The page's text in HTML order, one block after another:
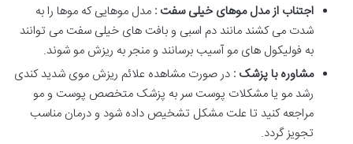
اجتناب از مدل موهای خیلی سفت : مدل موهایی که موها را به
شدت می کشند مانند دم اسبی و بافت های خیلی سفت می توانند
به فولیکول های مو آسیب برسانند و منجر به ریزش مو شوند.
مشاوره با پزشک : در صورت مشاهده علائم ریزش موی شدید کندی
رشد مو یا مشکلات پوست سر به پزشک متخصص پوست و مو
مراجعه کنید تا علت مشکل تشخیص داده شود و درمان مناسب
تجویز گردد.